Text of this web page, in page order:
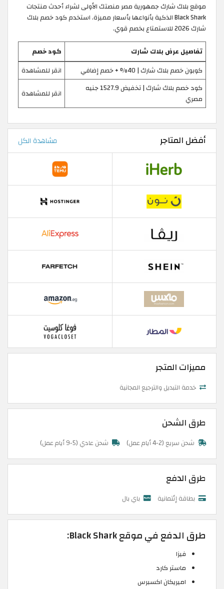
موقع بلاك شارك جمهورية مصر منصتك الأولى لشراء أحدث منتجات
Black Shark الذكية بأنواعها بأسعار مميزة. استخدم كود خصم بلاك
شارك 2026 للاستمتاع بخصم قوي.
تفاصيل عرض بلاك شارك
كود خصم
كوبون خصم بلاك شارك | 40% + خصم إضافي
انقر للمشاهدة
كود خصم بلاك شارك | تخفيض 1527.9 جنيه
مصري
انقر للمشاهدة
أفضل المتاجر مشاهدة الكل
مميزات المتجر
خدمة التبديل والترجيع المجانية
طرق الشحن
شحن سريع (2-4 أيام عمل) شحن عادي (5-9 أيام عمل)
طرق الدفع
بطاقة إئتمانية باي بال
طرق الدفع في موقع Black Shark:
فيزا
ماستر كارد
اميريكان اكسبرس